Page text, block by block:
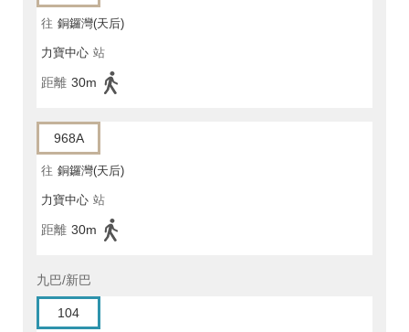
往 銅鑼灣(天后)
力寶中心 站
距離 30m
968A
往 銅鑼灣(天后)
力寶中心 站
距離 30m
九巴/新巴
104